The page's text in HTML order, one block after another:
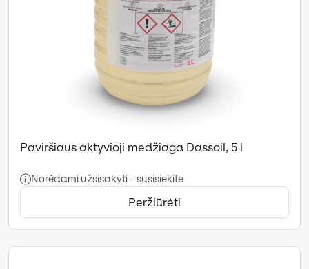
Paviršiaus aktyvioji medžiaga Dassoil, 5 l
Norėdami užsisakyti - susisiekite
Peržiūrėti